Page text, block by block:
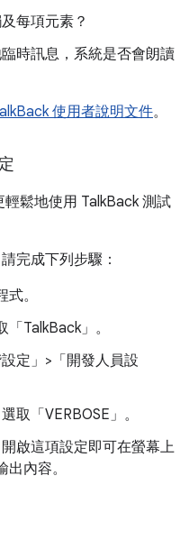
每項元素？
時訊息，系統是否會朗讀
使用者說明文件。
鬆地使用 TalkBack 測試
完成下列步驟：
。
「TalkBack」 。
定」>「開發人員設
選取「VERBOSE」 。
開啟這項設定即可在螢幕上
內容。